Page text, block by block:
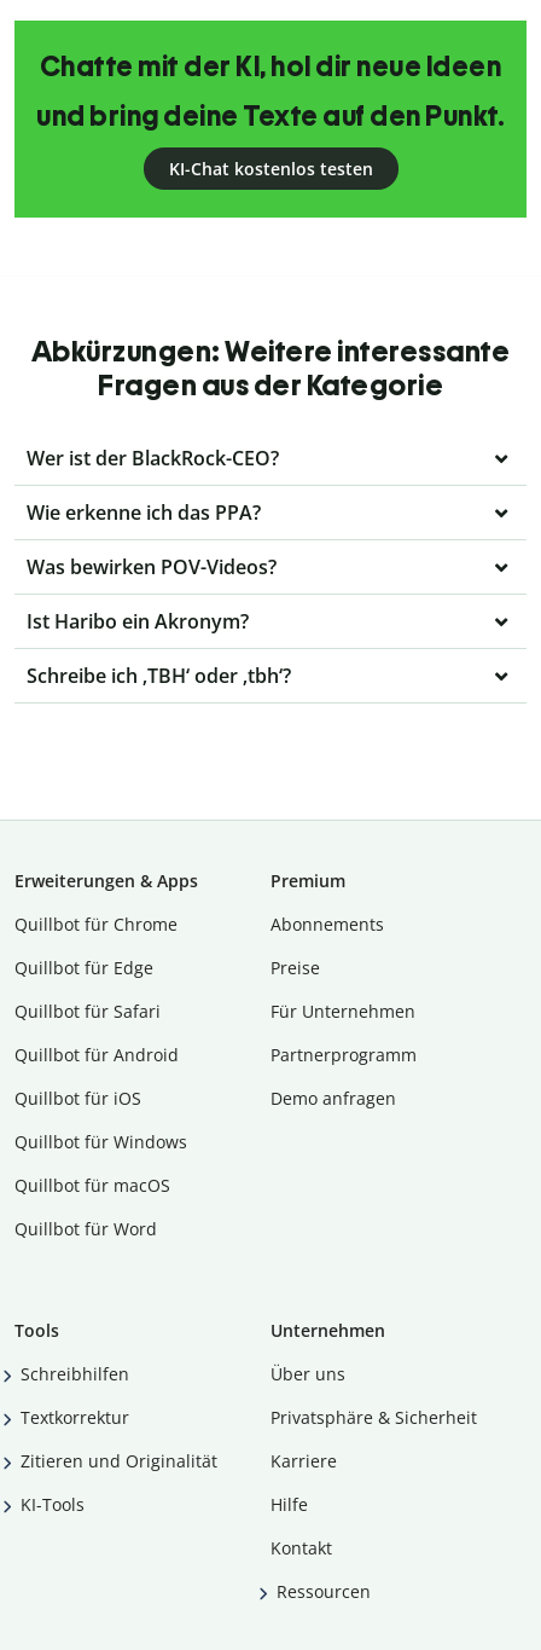
Chatte mit der KI, hol dir neue Ideen
und bring deine Texte auf den Punkt.
KI-Chat kostenlos testen
Abkürzungen: Weitere interessante
Fragen aus der Kategorie
Wer ist der BlackRock-CEO?
Wie erkenne ich das PPA?
Was bewirken POV-Videos?
Ist Haribo ein Akronym?
Schreibe ich ‚TBH‘ oder ‚tbh‘?
Erweiterungen & Apps
Quillbot für Chrome
Quillbot für Edge
Quillbot für Safari
Quillbot für Android
Quillbot für iOS
Quillbot für Windows
Quillbot für macOS
Quillbot für Word
Premium
Abon­ne­ments
Preise
Für Unternehmen
Partnerprogramm
Demo anfragen
Tools
Schreibhilfen
Textkorrektur
Zitieren und Originalität
KI-Tools
Unternehmen
Über uns
Privatsphäre & Sicherheit
Karriere
Hilfe
Kontakt
Ressourcen